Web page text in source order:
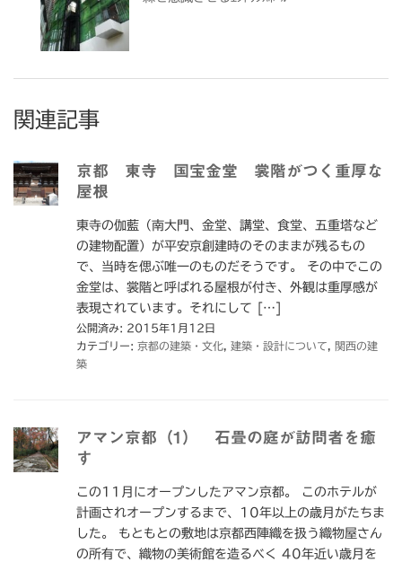
関連記事
京都 東寺 国宝金堂 裳階がつく重厚な
屋根
東寺の伽藍（南大門、金堂、講堂、食堂、五重塔など
の建物配置）が平安京創建時のそのままが残るもの
で、当時を偲ぶ唯一のものだそうです。 その中でこの
金堂は、裳階と呼ばれる屋根が付き、外観は重厚感が
表現されています。それにして […]
公開済み: 2015年1月12日
カテゴリー: 京都の建築・文化 建築・設計について
関西の建
築
アマン京都（1） 石畳の庭が訪問者を癒
す
この11月にオープンしたアマン京都。 このホテルが
計画されオープンするまで、10年以上の歳月がたちま
した。 もともとの敷地は京都西陣織を扱う織物屋さん
の所有で、織物の美術館を造るべく 40年近い歳月を